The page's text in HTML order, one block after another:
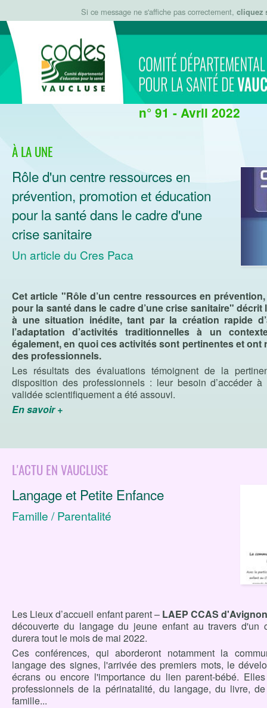
Si ce message ne s'affiche pas correctement, cliquez
n° 91 - Avril 2022
À LA UNE
Rôle d'un centre ressources en
prévention, promotion et éducation
pour la santé dans le cadre d'une
crise sanitaire
Un article du Cres Paca
Cet article "Rôle d’un centre ressources en
pour la santé dans le cadre d’une crise sanitaire"
à une situation inédite, tant par la création rapide
l’adaptation d’activités traditionnelles à un
également, en quoi ces activités sont pertinentes et ont
des professionnels.
Les résultats des évaluations témoignent de la
disposition des professionnels : leur besoin d’accéder
validée scientifiquement a été assouvi.
En savoir +
L'ACTU EN VAUCLUSE
Langage et Petite Enfance
Famille / Parentalité
Les Lieux d’accueil enfant parent – LAEP CCAS
découverte du langage du jeune enfant au travers d'un
durera tout le mois de mai 2022.
Ces conférences, qui aborderont notamment la
langage des signes, l'arrivée des premiers mots, le
écrans ou encore l'importance du lien parent-bébé.
professionnels de la périnatalité, du langage, du livre,
famille...